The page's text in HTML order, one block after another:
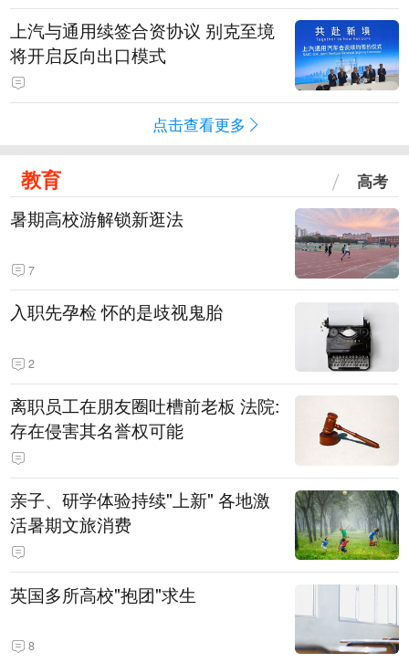
上汽与通用续签合资协议 别克至境
将开启反向出口模式
点击查看更多
教育 高考
暑期高校游解锁新逛法
7
入职先孕检 怀的是歧视鬼胎
2
离职员工在朋友圈吐槽前老板 法院:
存在侵害其名誉权可能
亲子、研学体验持续"上新" 各地激
活暑期文旅消费
英国多所高校"抱团"求生
8